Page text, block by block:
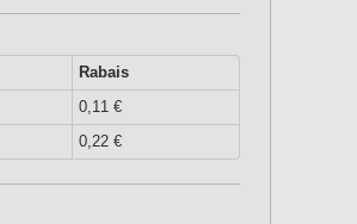
Rabais
0,11 €
0,22 €